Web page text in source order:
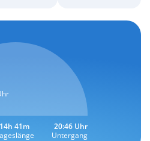
14h 41m
20:46 Uhr
Untergang